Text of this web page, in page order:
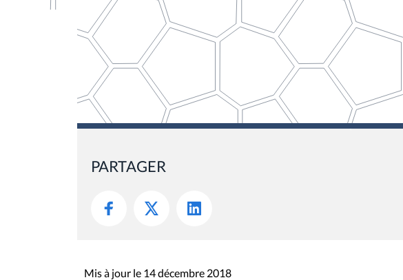
PARTAGER
Mis à jour le 14 décembre 2018